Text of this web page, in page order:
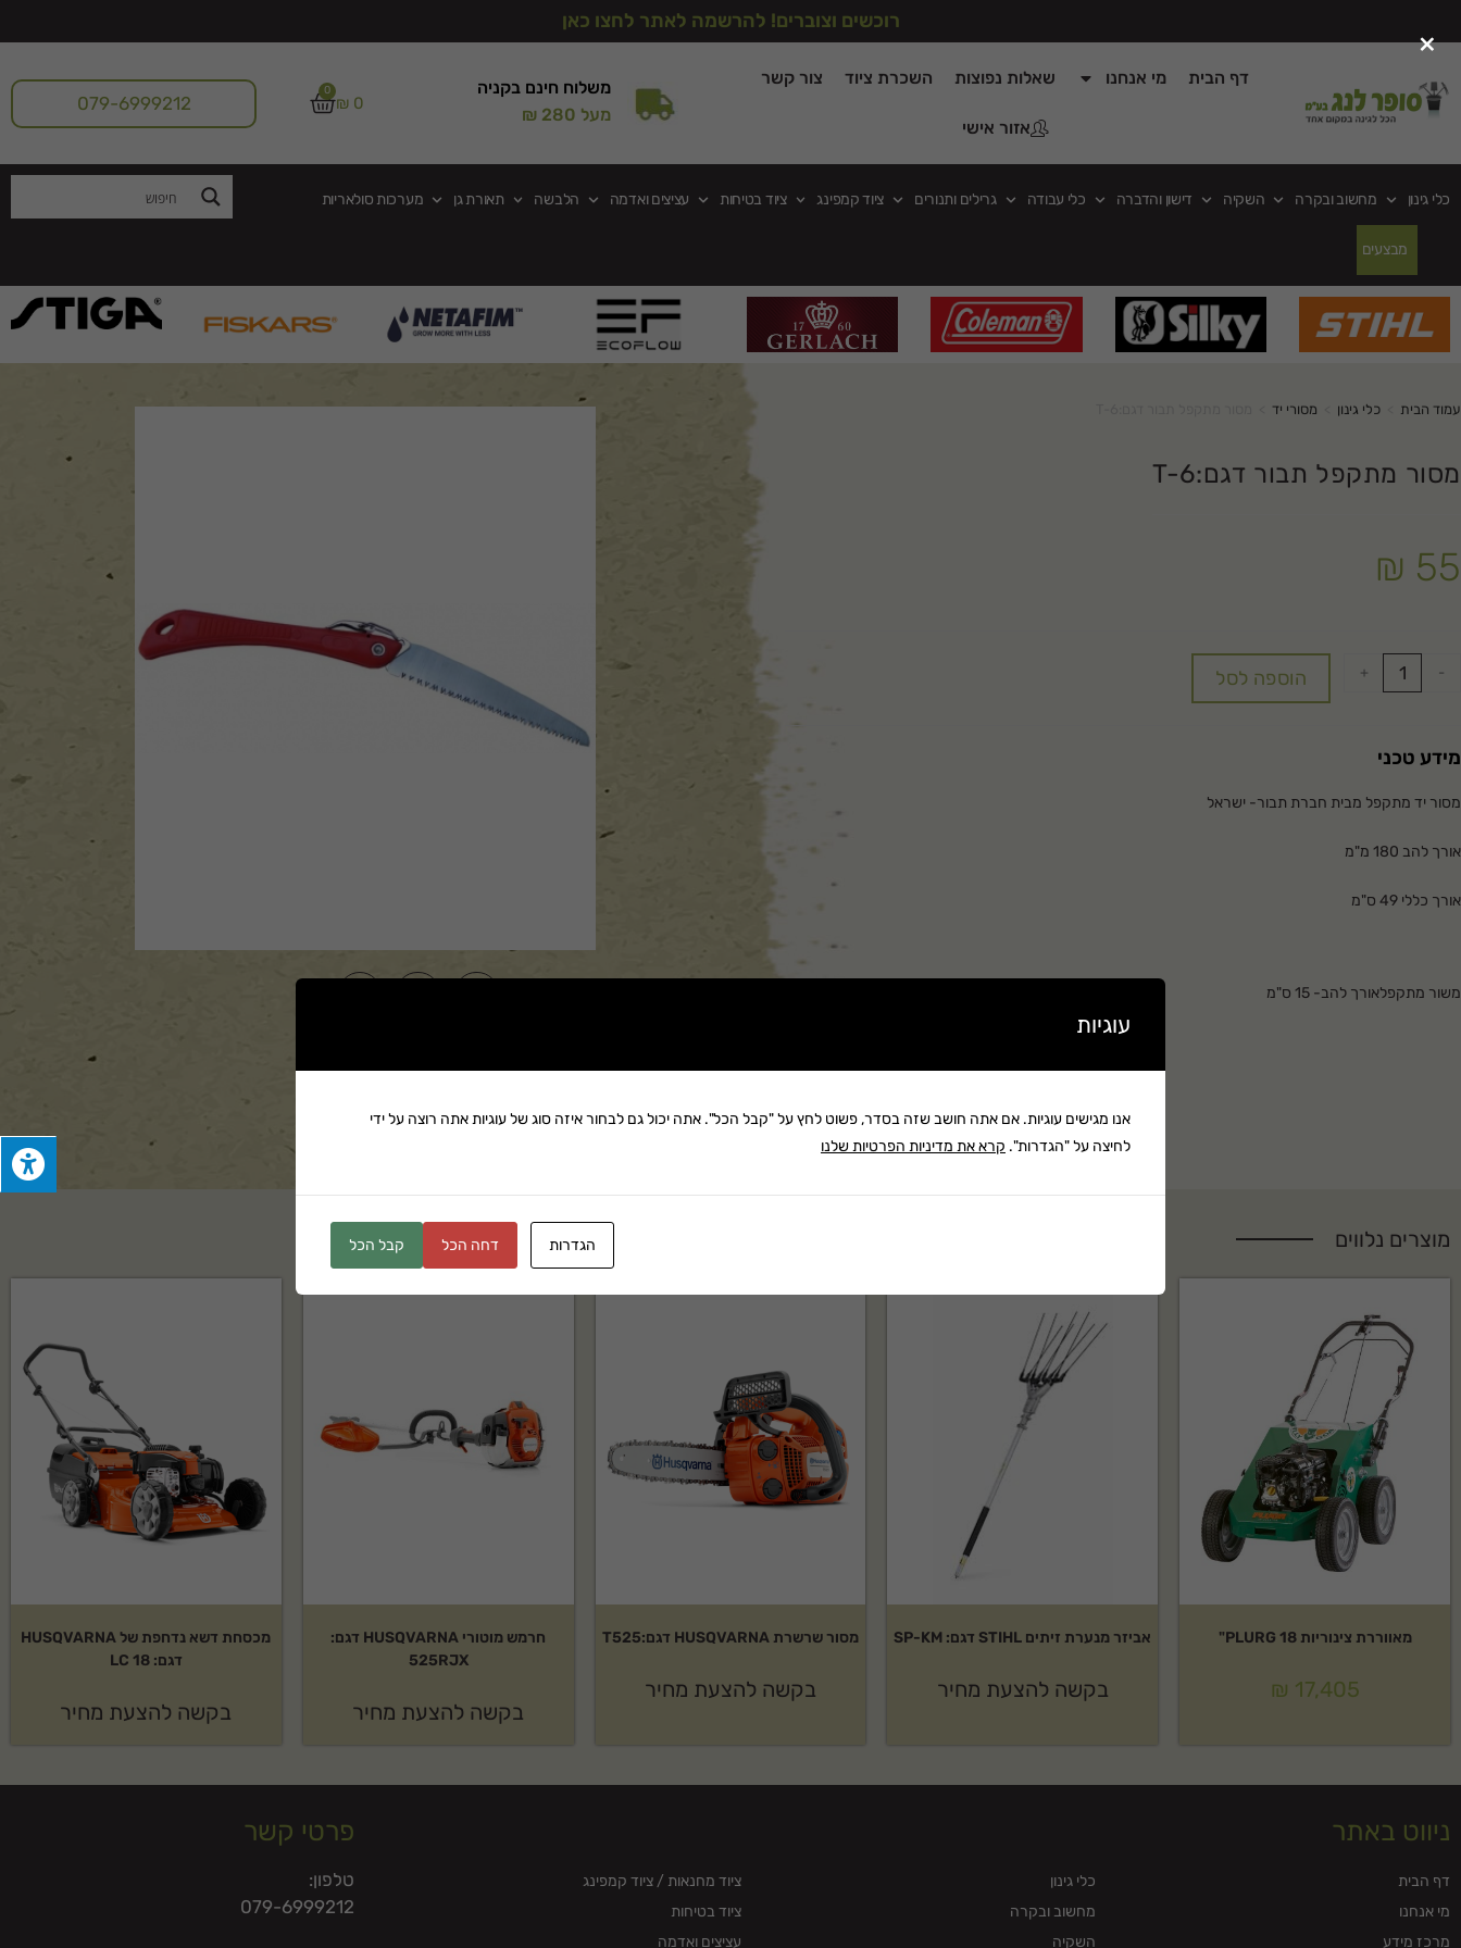
רוכשים וצוברים! להרשמה לאתר לחצו כאן
דף הבית מי אנחנו שאלות נפוצות השכרת ציוד צור קשר
אזור אישי
משלוח חינם בקניה
מעל 280 ₪
₪0
0
079-6999212
כלי גינון מחשוב ובקרה השקיה דישון והדברה כלי עבודה גרילים ותנורים ציוד קמפינג ציוד בטיחות עציצים ואדמה הלבשה תאורת גן מערכות סולאריות
מבצעים
עמוד הבית כלי גינון מסורי יד
מסור מתקפל תבור דגם:T-6
₪ 55
-
+ הוספה לסל
מידע טכני
מסור יד מתקפל מבית חברת תבור- ישראל
אורך להב 180 מ"מ
אורך כללי 49 ס"מ
משור מתקפלאורך להב- 15 ס"מ שתף:
זמן אספקה:עד 14 ימי עסקים
מוצרים נלווים
מאווררת צינוריות PLURG 18"
₪ 17,405
אביזר מנערת זיתים STIHL דגם: SP-KM
בקשה להצעת מחיר
מסור שרשרת HUSQVARNA דגם:T525
בקשה להצעת מחיר
חרמש מוטורי HUSQVARNA דגם:
525RJX
בקשה להצעת מחיר
מכסחת דשא נדחפת של HUSQVARNA
דגם: LC 18
בקשה להצעת מחיר
ניווט באתר
דף הבית
מי אנחנו
מרכז מידע
כלי גינון
מחשוב ובקרה
השקיה
ציוד מחנאות / ציוד קמפינג
ציוד בטיחות
עציצים ואדמה
פרטי קשר
טלפון:
079-6999212
×
עוגיות
אנו מגישים עוגיות. אם אתה חושב שזה בסדר, פשוט לחץ על "קבל הכל". אתה יכול גם לבחור איזה סוג של עוגיות אתה רוצה על ידי
לחיצה על "הגדרות". קרא את מדיניות הפרטיות שלנו
הגדרות דחה הכל קבל הכל